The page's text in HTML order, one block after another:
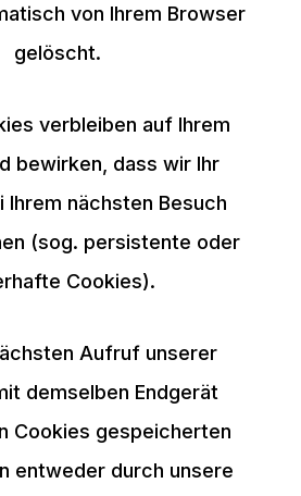
von Ihrem Browser
gelöscht.
verbleiben auf Ihrem
bewirken, dass wir Ihr
Ihrem nächsten Besuch
(sog. persistente oder
Cookies).
Aufruf unserer
demselben Endgerät
Cookies gespeicherten
entweder durch unsere